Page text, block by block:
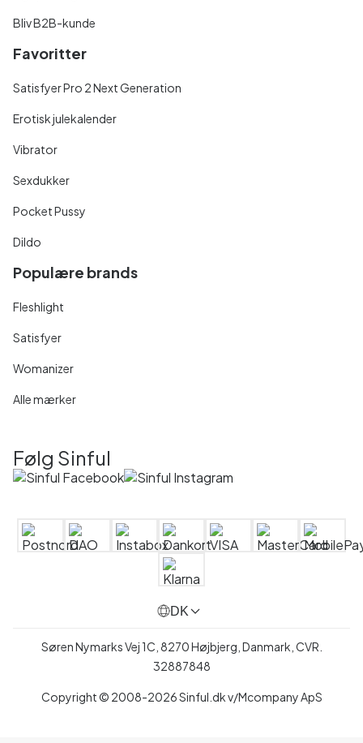
Bliv B2B-kunde
Favoritter
Satisfyer Pro 2 Next Generation
Erotisk julekalender
Vibrator
Sexdukker
Pocket Pussy
Dildo
Populære brands
Fleshlight
Satisfyer
Womanizer
Alle mærker
Følg Sinful
DK
Søren Nymarks Vej 1C, 8270 Højbjerg, Danmark, CVR.
32887848
Copyright © 2008-2026 Sinful.dk v/Mcompany ApS